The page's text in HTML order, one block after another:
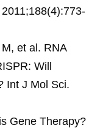
et al. RNA
Will
Int J Mol Sci.
Gene Therapy?